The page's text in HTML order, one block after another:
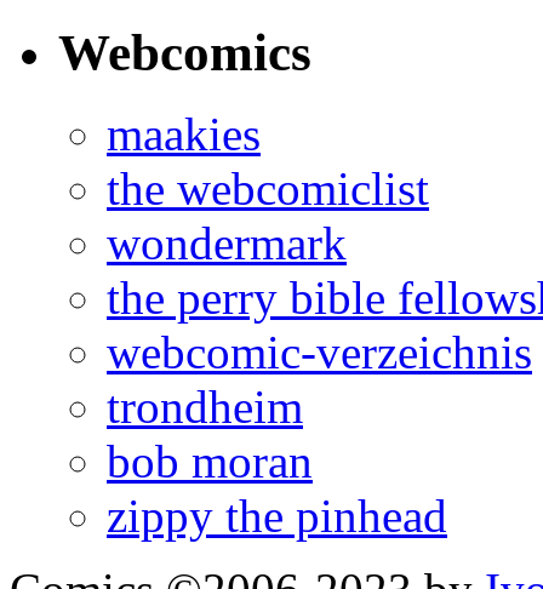
Webcomics
maakies
the webcomiclist
wondermark
the perry bible
webcomic-verzeichnis
trondheim
bob moran
zippy the pinhead